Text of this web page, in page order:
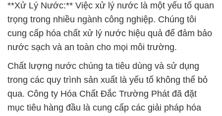
**Xử Lý Nước:** Việc xử lý nước là một yếu tố quan
trọng trong nhiều ngành công nghiệp. Chúng tôi
cung cấp hóa chất xử lý nước hiệu quả để đảm bảo
nước sạch và an toàn cho mọi môi trường.
Chất lượng nước chúng ta tiêu dùng và sử dụng
trong các quy trình sản xuất là yếu tố không thể bỏ
qua. Công ty Hóa Chất Đắc Trường Phát đã đặt
mục tiêu hàng đầu là cung cấp các giải pháp hóa